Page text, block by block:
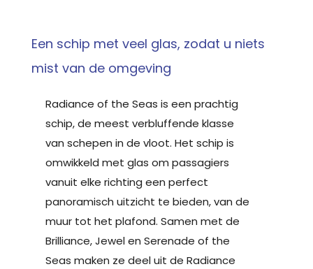
Een schip met veel glas, zodat u niets
mist van de omgeving
Radiance of the Seas is een prachtig
schip, de meest verbluffende klasse
van schepen in de vloot. Het schip is
omwikkeld met glas om passagiers
vanuit elke richting een perfect
panoramisch uitzicht te bieden, van de
muur tot het plafond. Samen met de
Brilliance, Jewel en Serenade of the
Seas maken ze deel uit de Radiance